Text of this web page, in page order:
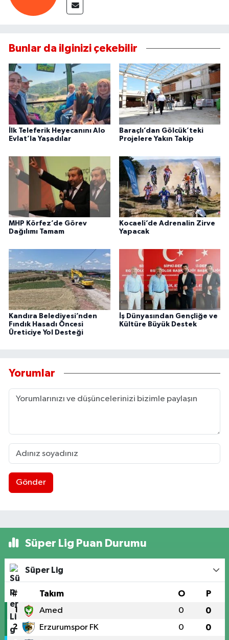
Bunlar da ilginizi çekebilir
İlk Teleferik Heyecanını Alo
Evlat’la Yaşadılar
Baraçlı’dan Gölcük’teki
Projelere Yakın Takip
MHP Körfez’de Görev
Dağılımı Tamam
Kocaeli’de Adrenalin Zirve
Yapacak
Kandıra Belediyesi’nden
Fındık Hasadı Öncesi
Üreticiye Yol Desteği
İş Dünyasından Gençliğe ve
Kültüre Büyük Destek
Yorumlar
Gönder
Süper Lig Puan Durumu
Süper Lig
# Takım O P
1 Amed 0 0
2 Erzurumspor FK 0 0